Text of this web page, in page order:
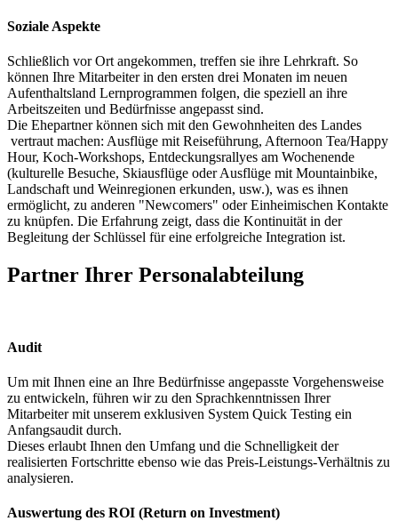
Soziale Aspekte
Schließlich vor Ort angekommen, treffen sie ihre Lehrkraft. So
können Ihre Mitarbeiter in den ersten drei Monaten im neuen
Aufenthaltsland Lernprogrammen folgen, die speziell an ihre
Arbeitszeiten und Bedürfnisse angepasst sind.
Die Ehepartner können sich mit den Gewohnheiten des Landes
vertraut machen: Ausflüge mit Reiseführung, Afternoon Tea/Happy
Hour, Koch-Workshops, Entdeckungsrallyes am Wochenende
(kulturelle Besuche, Skiausflüge oder Ausflüge mit Mountainbike,
Landschaft und Weinregionen erkunden, usw.), was es ihnen
ermöglicht, zu anderen "Newcomers" oder Einheimischen Kontakte
zu knüpfen. Die Erfahrung zeigt, dass die Kontinuität in der
Begleitung der Schlüssel für eine erfolgreiche Integration ist.
Partner Ihrer Personalabteilung
Audit
Um mit Ihnen eine an Ihre Bedürfnisse angepasste Vorgehensweise
zu entwickeln, führen wir zu den Sprachkenntnissen Ihrer
Mitarbeiter mit unserem exklusiven System Quick Testing ein
Anfangsaudit durch.
Dieses erlaubt Ihnen den Umfang und die Schnelligkeit der
realisierten Fortschritte ebenso wie das Preis-Leistungs-Verhältnis zu
analysieren.
Auswertung des ROI (Return on Investment)